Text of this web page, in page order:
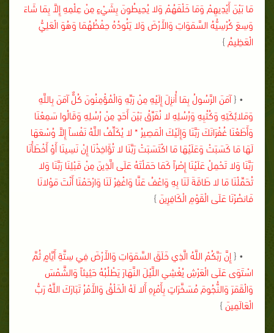
مَا بَيْنَ أَيْدِيهِمْ وَمَا خَلْفَهُمْ وَلا يُحِيطُونَ بِشَيْءٍ مِنْ عِلْمِهِ إِلاَّ بِمَا شَاءَ
وَسِعَ كُرْسِيُّهُ السَّمَوَاتِ وَالأَرْضَ وَلا يَئُودُهُ حِفْظُهُمَا وَهُوَ الْعَلِيُّ
الْعَظِيمُ }
• {آمَنَ الرَّسُولُ بِمَا أُنزِلَ إِلَيْهِ مِنْ رَبِّهِ وَالْمُؤْمِنُونَ كُلٌّ آمَنَ بِاللَّهِ
وَمَلائِكَتِهِ وَكُتُبِهِ وَرُسُلِهِ لا نُفَرِّقُ بَيْنَ أَحَدٍ مِنْ رُسُلِهِ وَقَالُوا سَمِعْنَا
وَأَطَعْنَا غُفْرَانَكَ رَبَّنَا وَإِلَيْكَ الْمَصِيرُ * لا يُكَلِّفُ اللَّهُ نَفْساً إِلاَّ وُسْعَهَا
لَهَا مَا كَسَبَتْ وَعَلَيْهَا مَا اكْتَسَبَتْ رَبَّنَا لا تُؤَاخِذْنَا إِنْ نَسِينَا أَوْ أَخْطَأْنَا
رَبَّنَا وَلا تَحْمِلْ عَلَيْنَا إِصْراً كَمَا حَمَلْتَهُ عَلَى الَّذِينَ مِنْ قَبْلِنَا رَبَّنَا وَلا
تُحَمِّلْنَا مَا لا طَاقَةَ لَنَا بِهِ وَاعْفُ عَنَّا وَاغْفِرْ لَنَا وَارْحَمْنَا أَنْتَ مَوْلانَا
فَانصُرْنَا عَلَى الْقَوْمِ الْكَافِرِينَ}
• { إِنَّ رَبَّكُمْ اللَّهُ الَّذِي خَلَقَ السَّمَوَاتِ وَالأَرْضَ فِي سِتَّةِ أَيَّامٍ ثُمَّ
اسْتَوَى عَلَى الْعَرْشِ يُغْشِي اللَّيْلَ النَّهَارَ يَطْلُبُهُ حَثِيثاً وَالشَّمْسَ
وَالْقَمَرَ وَالنُّجُومَ مُسَخَّرَاتٍ بِأَمْرِهِ أَلا لَهُ الْخَلْقُ وَالأَمْرُ تَبَارَكَ اللَّهُ رَبُّ
الْعَالَمِينَ}